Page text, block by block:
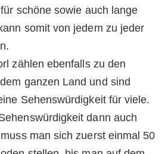
schöne sowie auch lange
somit von jedem zu jeder
zählen ebenfalls zu den
ganzen Land und sind
Sehenswürdigkeit für viele.
dann auch
man sich zuerst einmal 50